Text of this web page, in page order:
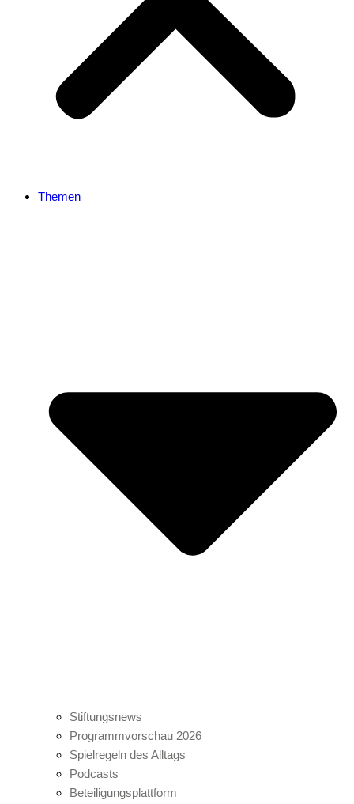
Themen
Stiftungsnews
Programmvorschau 2026
Spielregeln des Alltags
Podcasts
Beteiligungsplattform